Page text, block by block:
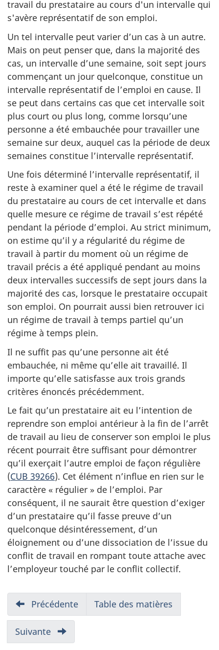
travail du prestataire au cours d'un intervalle qui
s'avère représentatif de son emploi.
Un tel intervalle peut varier d’un cas à un autre.
Mais on peut penser que, dans la majorité des
cas, un intervalle d’une semaine, soit sept jours
commençant un jour quelconque, constitue un
intervalle représentatif de l’emploi en cause. Il
se peut dans certains cas que cet intervalle soit
plus court ou plus long, comme lorsqu’une
personne a été embauchée pour travailler une
semaine sur deux, auquel cas la période de deux
semaines constitue l’intervalle représentatif.
Une fois déterminé l’intervalle représentatif, il
reste à examiner quel a été le régime de travail
du prestataire au cours de cet intervalle et dans
quelle mesure ce régime de travail s’est répété
pendant la période d’emploi. Au strict minimum,
on estime qu’il y a régularité du régime de
travail à partir du moment où un régime de
travail précis a été appliqué pendant au moins
deux intervalles successifs de sept jours dans la
majorité des cas, lorsque le prestataire occupait
son emploi. On pourrait aussi bien retrouver ici
un régime de travail à temps partiel qu’un
régime à temps plein.
Il ne suffit pas qu’une personne ait été
embauchée, ni même qu’elle ait travaillé. Il
importe qu’elle satisfasse aux trois grands
critères énoncés précédemment.
Le fait qu’un prestataire ait eu l’intention de
reprendre son emploi antérieur à la fin de l’arrêt
de travail au lieu de conserver son emploi le plus
récent pourrait être suffisant pour démontrer
qu’il exerçait l’autre emploi de façon régulière
(CUB 39266). Cet élément n’influe en rien sur le
caractère « régulier » de l’emploi. Par
conséquent, il ne saurait être question d’exiger
d’un prestataire qu’il fasse preuve d’un
quelconque désintéressement, d’un
éloignement ou d’une dissociation de l’issue du
conflit de travail en rompant toute attache avec
l’employeur touché par le conflit collectif.
N
a
v
Partie
Précédente
rapport
Table des matières
Partie
Suivante du
rapport